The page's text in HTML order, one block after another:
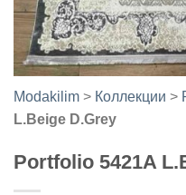
Modakilim > Коллекции >
L.Beige D.Grey
Portfolio 5421A